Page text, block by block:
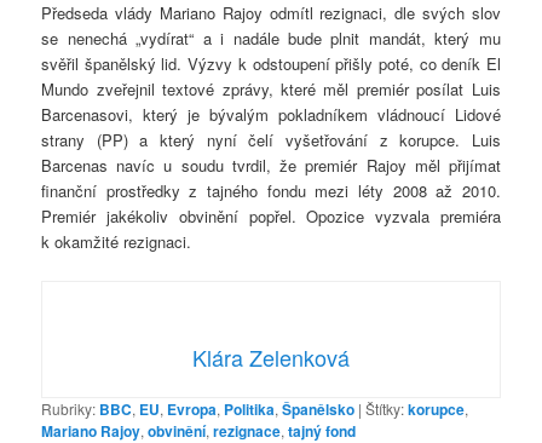
Předseda vlády Mariano Rajoy odmítl rezignaci, dle svých slov
se nenechá „vydírat“ a i nadále bude plnit mandát, který mu
svěřil španělský lid. Výzvy k odstoupení přišly poté, co deník El
Mundo zveřejnil textové zprávy, které měl premiér posílat Luis
Barcenasovi, který je bývalým pokladníkem vládnoucí Lidové
strany (PP) a který nyní čelí vyšetřování z korupce. Luis
Barcenas navíc u soudu tvrdil, že premiér Rajoy měl přijímat
finanční prostředky z tajného fondu mezi léty 2008 až 2010.
Premiér jakékoliv obvinění popřel. Opozice vyzvala premiéra
k okamžité rezignaci.
Klára Zelenková
Rubriky: BBC, EU, Evropa, Politika,Španělsko |Štítky:korupce,
Mariano Rajoy,obvinění,rezignace,tajný fond